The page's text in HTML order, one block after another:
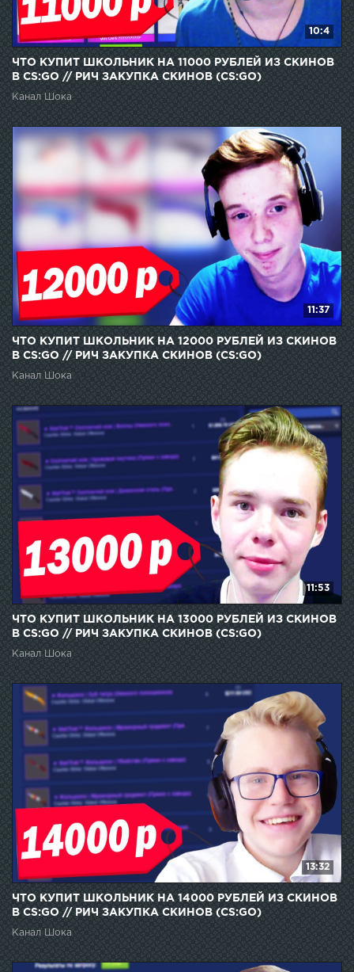
10:4
ЧТО КУПИТ ШКОЛЬНИК НА 11000 РУБЛЕЙ ИЗ СКИНОВ
В CS:GO // РИЧ ЗАКУПКА СКИНОВ (CS:GO)
Канал Шока
11:37
ЧТО КУПИТ ШКОЛЬНИК НА 12000 РУБЛЕЙ ИЗ СКИНОВ
В CS:GO // РИЧ ЗАКУПКА СКИНОВ (CS:GO)
Канал Шока
11:53
ЧТО КУПИТ ШКОЛЬНИК НА 13000 РУБЛЕЙ ИЗ СКИНОВ
В CS:GO // РИЧ ЗАКУПКА СКИНОВ (CS:GO)
Канал Шока
13:32
ЧТО КУПИТ ШКОЛЬНИК НА 14000 РУБЛЕЙ ИЗ СКИНОВ
В CS:GO // РИЧ ЗАКУПКА СКИНОВ (CS:GO)
Канал Шока